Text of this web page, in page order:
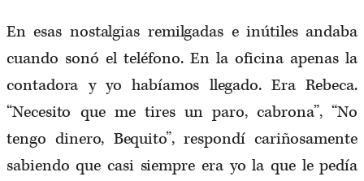
En esas nostalgias remilgadas e inútiles andaba
cuando sonó el teléfono. En la oficina apenas la
contadora y yo habíamos llegado. Era Rebeca.
“Necesito que me tires un paro, cabrona”, “No
tengo dinero, Bequito”, respondí cariñosamente
sabiendo que casi siempre era yo la que le pedía